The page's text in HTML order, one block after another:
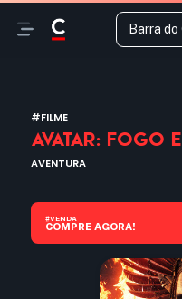
Barra do
#FILME
AVATAR: FOGO
AVENTURA
#VENDA
COMPRE AGORA!